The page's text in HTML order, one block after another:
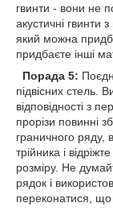
гвинти - вони не
акустичні гвинти
який можна
придбаєте інші
Порада 5:
підвісних стель.
відповідності з
прорізи повинні
граничного ряду,
трійника і
розміру. Не
рядок і
переконатися, що